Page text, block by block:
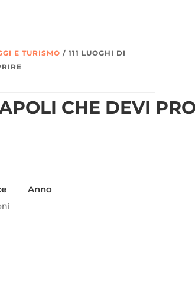
E TURISMO / 111 LUOGHI DI
CHE DEVI
Anno